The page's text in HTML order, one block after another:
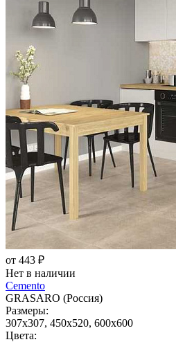
от 443 ₽
Нет в наличии
Cemento
GRASARO (Россия)
Размеры:
307x307, 450x520, 600x600
Цвета: